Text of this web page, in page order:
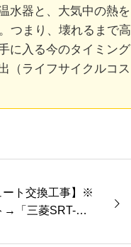
水器と、大気中の熱を
つまり、壊れるまで高
に入る今のタイミング
（ライフサイクルコス
ート交換工事】※
→「三菱SRT-S3